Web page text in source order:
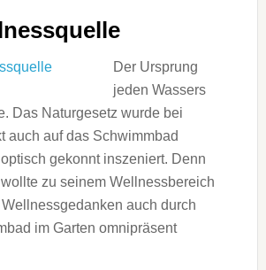
Der Ursprung
jeden Wassers
Das Naturgesetz wurde bei
auch auf das Schwimmbad
gekonnt inszeniert. Denn
zu seinem Wellnessbereich
auch durch
im Garten omnipräsent